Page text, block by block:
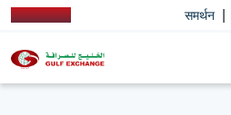
समर्थन